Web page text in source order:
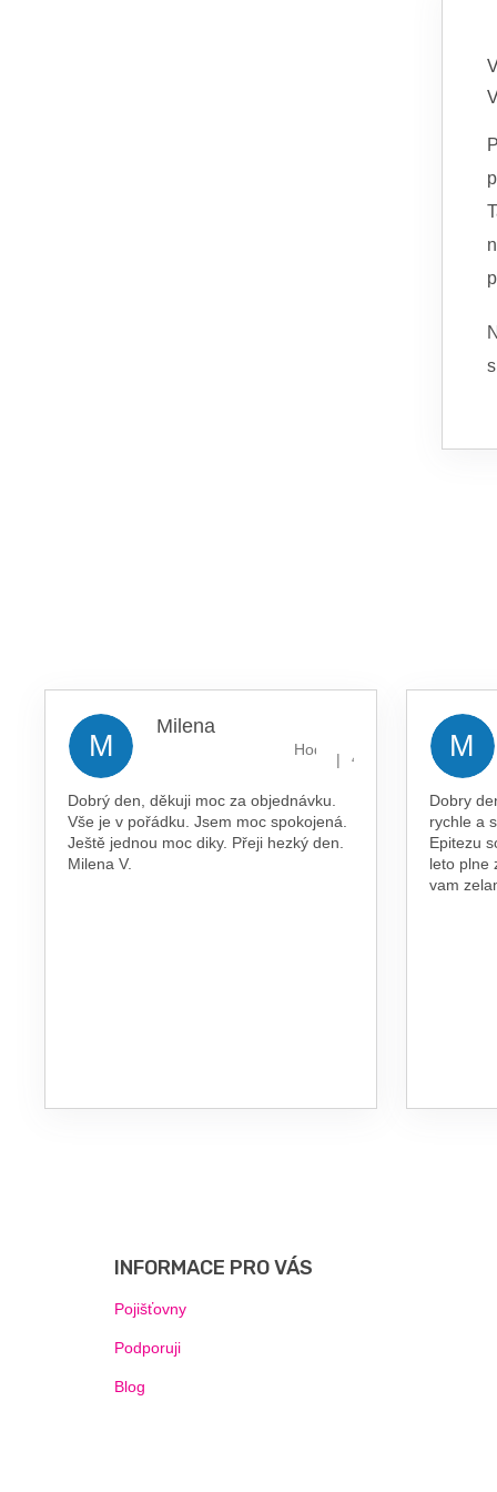
M
Milena
Hodnocení obchodu je 5 z 5
| 4.8.2026
Dobrý den, děkuji moc za objednávku.
Vše je v pořádku. Jsem moc spokojená.
Ještě jednou moc diky. Přeji hezký den.
Milena V.
M
Dobry
rychle a
Epitezu
leto plne
vam
INFORMACE PRO VÁS
Pojišťovny
Podporuji
Blog